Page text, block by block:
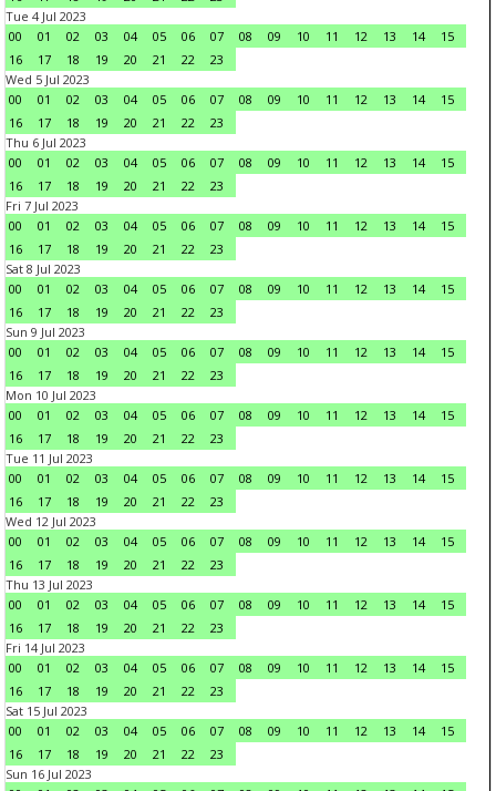
Tue 4 Jul 2023
00
01 02 03 04 05 06 07 08 09 10 11 12 13 14
15
16
17 18 19 20 21 22
23
Wed 5 Jul 2023
00
01 02 03 04 05 06 07 08 09 10 11 12 13 14
15
16
17 18 19 20 21 22
23
Thu 6 Jul 2023
00
01 02 03 04 05 06 07 08 09 10 11 12 13 14
15
16
17 18 19 20 21 22
23
Fri 7 Jul 2023
00
01 02 03 04 05 06 07 08 09 10 11 12 13 14
15
16
17 18 19 20 21 22
23
Sat 8 Jul 2023
00
01 02 03 04 05 06 07 08 09 10 11 12 13 14
15
16
17 18 19 20 21 22
23
Sun 9 Jul 2023
00
01 02 03 04 05 06 07 08 09 10 11 12 13 14
15
16
17 18 19 20 21 22
23
Mon 10 Jul 2023
00
01 02 03 04 05 06 07 08 09 10 11 12 13 14
15
16
17 18 19 20 21 22
23
Tue 11 Jul 2023
00
01 02 03 04 05 06 07 08 09 10 11 12 13 14
15
16
17 18 19 20 21 22
23
Wed 12 Jul 2023
00
01 02 03 04 05 06 07 08 09 10 11 12 13 14
15
16
17 18 19 20 21 22
23
Thu 13 Jul 2023
00
01 02 03 04 05 06 07 08 09 10 11 12 13 14
15
16
17 18 19 20 21 22
23
Fri 14 Jul 2023
00
01 02 03 04 05 06 07 08 09 10 11 12 13 14
15
16
17 18 19 20 21 22
23
Sat 15 Jul 2023
00
01 02 03 04 05 06 07 08 09 10 11 12 13 14
15
16
17 18 19 20 21 22
23
Sun 16 Jul 2023